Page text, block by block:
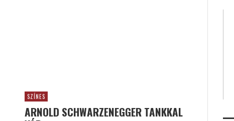
SZÍNES
ARNOLD SCHWARZENEGGER TANKKAL